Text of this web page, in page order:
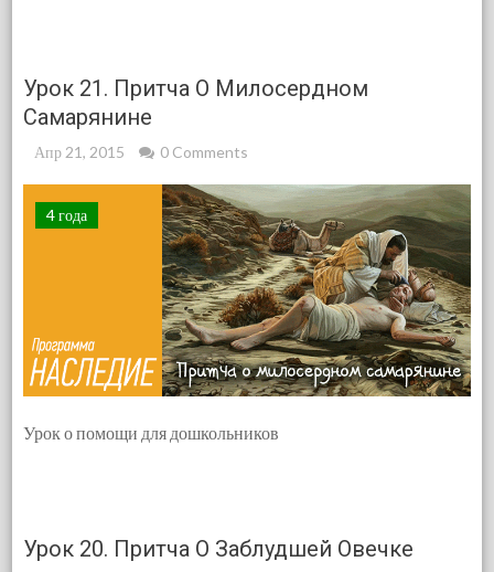
Урок 21. Притча О Милосердном
Самарянине
Апр 21, 2015 0 Comments
4 года
Урок о помощи для дошкольников
Урок 20. Притча О Заблудшей Овечке